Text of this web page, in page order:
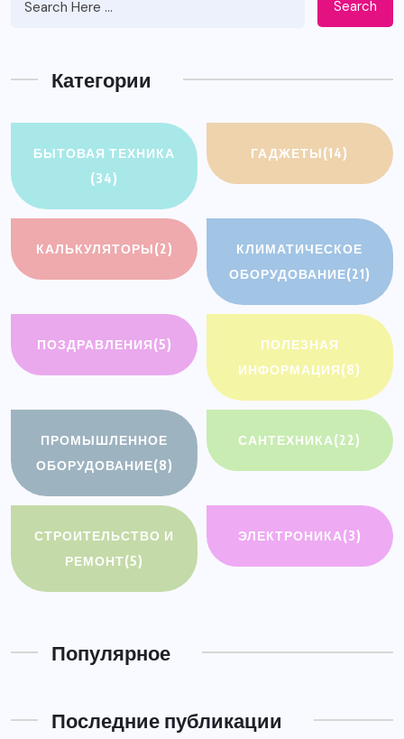
Search
Категории
БЫТОВАЯ ТЕХНИКА
(34)
ГАДЖЕТЫ(14)
КАЛЬКУЛЯТОРЫ(2)
КЛИМАТИЧЕСКОЕ
ОБОРУДОВАНИЕ(21)
ПОЗДРАВЛЕНИЯ(5)
ПОЛЕЗНАЯ
ИНФОРМАЦИЯ(8)
ПРОМЫШЛЕННОЕ
ОБОРУДОВАНИЕ(8)
САНТЕХНИКА(22)
СТРОИТЕЛЬСТВО И
РЕМОНТ(5)
ЭЛЕКТРОНИКА(3)
Популярное
Последние публикации